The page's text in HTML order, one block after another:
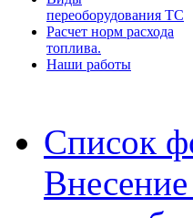
переоборудования ТС
Расчет норм расхода
топлива.
Наши работы
Список